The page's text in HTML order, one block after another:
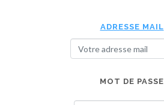
ADRESSE MAIL
MOT DE PASSE